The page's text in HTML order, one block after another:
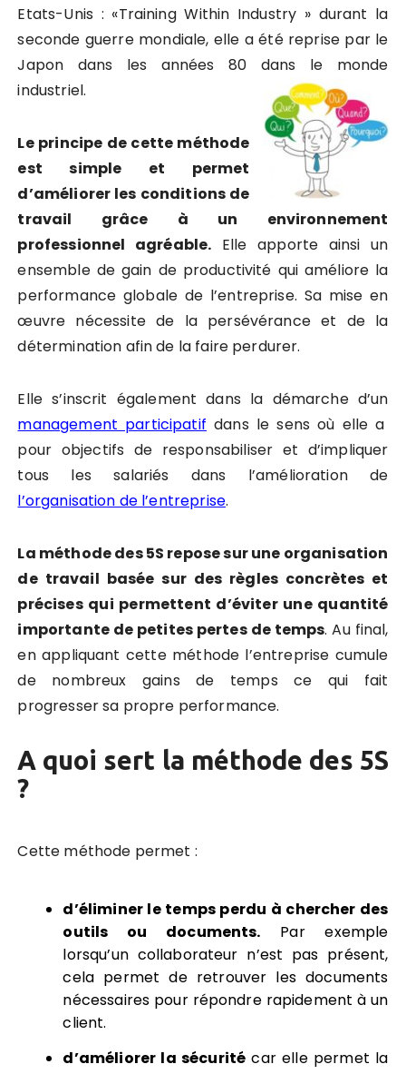
Etats-Unis : «Training Within Industry » durant la
seconde guerre mondiale, elle a été reprise par le
Japon dans les années 80 dans le monde
industriel.
Le principe de cette méthode
est simple et permet
d’améliorer les conditions de
travail grâce à un environnement
professionnel agréable. Elle apporte ainsi un
ensemble de gain de productivité qui améliore la
performance globale de l’entreprise. Sa mise en
œuvre nécessite de la persévérance et de la
détermination afin de la faire perdurer.
Elle s’inscrit également dans la démarche d’un
management participatif dans le sens où elle a
pour objectifs de responsabiliser et d’impliquer
tous les salariés dans l’amélioration de
l’organisation de l’entreprise.
La méthode des 5S repose sur une organisation
de travail basée sur des règles concrètes et
précises qui permettent d’éviter une quantité
importante de petites pertes de temps. Au final,
en appliquant cette méthode l’entreprise cumule
de nombreux gains de temps ce qui fait
progresser sa propre performance.
A quoi sert la méthode des 5S
?
Cette méthode permet :
d’éliminer le temps perdu à chercher des
outils ou documents. Par exemple
lorsqu’un collaborateur n’est pas présent,
cela permet de retrouver les documents
nécessaires pour répondre rapidement à un
client.
d’améliorer la sécurité car elle permet la